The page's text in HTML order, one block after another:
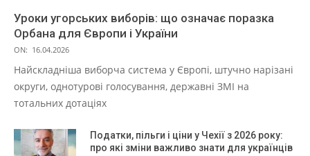
Уроки угорських виборів: що означає поразка
Орбана для Європи і України
ON: 16.04.2026
Найскладніша виборча система у Європі, штучно нарізані
округи, однотурові голосування, державні ЗМІ на
тотальних дотаціях
Податки, пільги і ціни у Чехії з 2026 року:
про які зміни важливо знати для українців